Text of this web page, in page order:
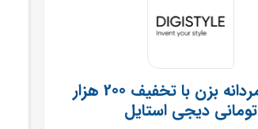
استایل مردانه بزن با تخفیف 200 هزار
تومانی دیجی استایل